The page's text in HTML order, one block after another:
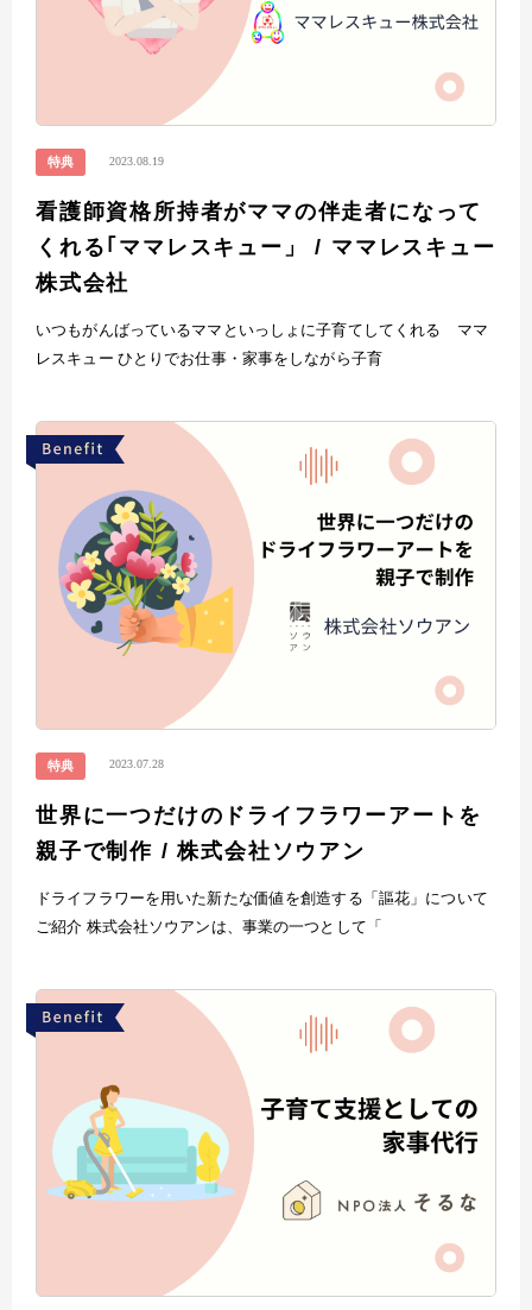
特典 2023.08.19
看護師資格所持者がママの伴走者になって
くれる｢ママレスキュー」 / ママレスキュー
株式会社
いつもがんばっているママといっしょに子育てしてくれる ママ
レスキュー ひとりでお仕事・家事をしながら子育
特典 2023.07.28
世界に一つだけのドライフラワーアートを
親子で制作 / 株式会社ソウアン
ドライフラワーを用いた新たな価値を創造する「謳花」について
ご紹介 株式会社ソウアンは、事業の一つとして「